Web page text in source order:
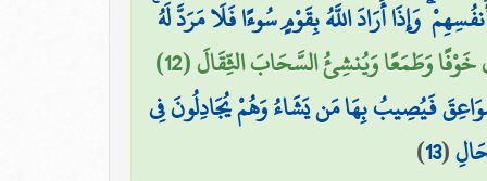
وَإِذَا أَرَادَ اللَّهُ بِقَوْمٍ سُوءًا فَلَا مَرَدَّ لَهُ
وَطَمَعًا وَيُنشِئُ السَّحَابَ الثِّقَالَ (12)
فَيُصِيبُ بِهَا مَن يَشَاءُ وَهُمْ يُجَادِلُونَ فِي
(
13
)